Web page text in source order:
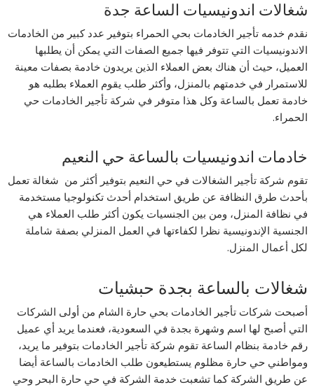
شغالات اندونيسيات الساعة جدة
نقدم خدمه تأجير الخادمات بحي الحمراء بتوفير عدد كبير من الخادمات
الاندونيسيات التي تتوفر فيها جميع الصفات التي يمكن أن يطلبها
العميل، حيث أن هناك بعض العملاء الذين يريدون خادمة بصفات معينة
للاستمرار في خدمتهم بالمنزل، وأكثر طلب يقوم العملاء بطلبه هو
خادمة تعمل بالساعة وكل هذا متوفر في شركة تأجير الخادمات حي
الحمراء.
خادمات اندونيسيات بالساعة حي النعيم
تقوم شركة تأجير الشغالات في حي النعيم بتوفير أكثر من شغالة تعمل
بأحدث طرق النظافة عن طريق استخدام أحدث تكنولوجيا مستخدمة
في نظافة المنزل، ومن بين الجنسيات يكون أكثر طلب العملاء هي
الجنسية الإندونيسية نظرا لكفاءتها في العمل المنزلي بصفة شاملة
لكل أعمال المنزل.
شغالات بالساعة بجدة حبشيات
أصبحت شركات تأجير الخادمات بحي حارة الشام من أولى الشركات
التي أصبح لها اسم وشهرة بجدة في السعودية، فعندما يريد أي عميل
رقم خادمة بنظام الساعة تقوم شركة تأجير الخادمات بتوفير ما يريد،
ومواطني حي حارة مظلوم يستطيعون طلب الخادمات بالساعة أيضا
عن طريق الشركة كما تشعبت خدمة الشركة في حي حارة البحر وحي